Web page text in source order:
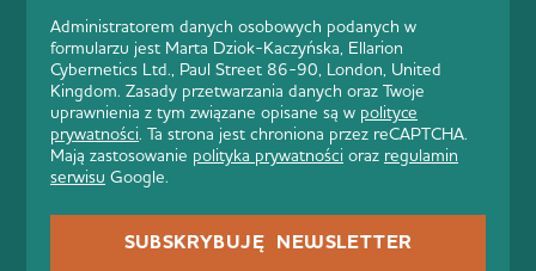
Administratorem danych osobowych podanych w
formularzu jest Marta Dziok-Kaczyńska, Ellarion
Cybernetics Ltd., Paul Street 86-90, London, United
Kingdom. Zasady przetwarzania danych oraz Twoje
uprawnienia z tym związane opisane są w polityce
prywatności. Ta strona jest chroniona przez reCAPTCHA.
Mają zastosowanie polityka prywatności oraz regulamin
serwisu Google.
SUBSKRYBUJĘ NEWSLETTER